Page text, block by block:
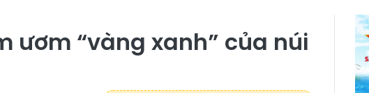
ươm “vàng xanh” của núi